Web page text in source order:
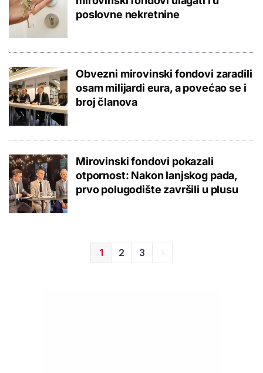
poslovne nekretnine
Obvezni mirovinski fondovi zaradili
osam milijardi eura, a povećao se i
broj članova
Mirovinski fondovi pokazali
otpornost: Nakon lanjskog pada,
prvo polugodište završili u plusu
1 2 3